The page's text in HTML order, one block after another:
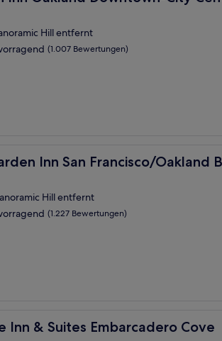
Hill entfernt
(1.007 Bewertungen)
Inn San Francisco/Oakland
Inn San Francisco/Oakland Bay Bridge
Hill entfernt
(1.227 Bewertungen)
Inn & Suites Embarcadero Cove
& Suites Embarcadero Cove